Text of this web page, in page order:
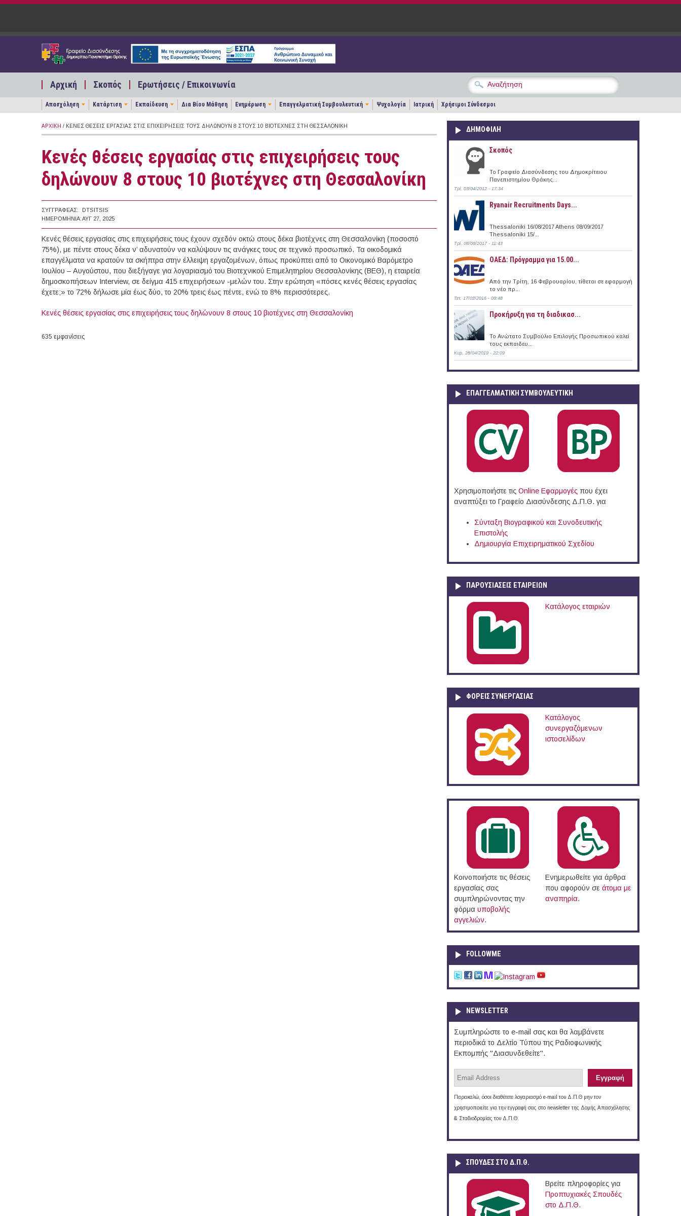
Παράκαμψη προς το κυρίως περιεχόμενο
Αρχική Σκοπός Ερωτήσεις / Επικοινωνία
Απασχόληση Κατάρτιση Εκπαίδευση Δια Βίου Μάθηση Ενημέρωση Επαγγελματική Συμβουλευτική Ψυχολογία Ιατρική Χρήσιμοι Σύνδεσμοι
ΑΡΧΙΚΉ / ΚΕΝΈΣ ΘΈΣΕΙΣ ΕΡΓΑΣΊΑΣ ΣΤΙΣ ΕΠΙΧΕΙΡΉΣΕΙΣ ΤΟΥΣ ΔΗΛΏΝΟΥΝ 8 ΣΤΟΥΣ 10 ΒΙΟΤΈΧΝΕΣ ΣΤΗ ΘΕΣΣΑΛΟΝΊΚΗ
Κενές θέσεις εργασίας στις επιχειρήσεις τους
δηλώνουν 8 στους 10 βιοτέχνες στη Θεσσαλονίκη
ΣΥΓΓΡΑΦΈΑΣ:
DTSITSIS
ΗΜΕΡΟΜΗΝΊΑ:ΑΥΓ 27, 2025
Κενές θέσεις εργασίας στις επιχειρήσεις τους έχουν σχεδόν οκτώ στους δέκα βιοτέχνες στη Θεσσαλονίκη (ποσοστό
75%), με πέντε στους δέκα ν’ αδυνατούν να καλύψουν τις ανάγκες τους σε τεχνικό προσωπικό. Τα οικοδομικά
επαγγέλματα να κρατούν τα σκήπτρα στην έλλειψη εργαζομένων, όπως προκύπτει από το Οικονομικό Βαρόμετρο
Ιουλίου – Αυγούστου, που διεξήγαγε για λογαριασμό του Βιοτεχνικού Επιμελητηρίου Θεσσαλονίκης (ΒΕΘ), η εταιρεία
δημοσκοπήσεων Interview, σε δείγμα 415 επιχειρήσεων -μελών του. Στην ερώτηση «πόσες κενές θέσεις εργασίας
έχετε;» το 72% δήλωσε μία έως δύο, το 20% τρεις έως πέντε, ενώ το 8% περισσότερες.
Κενές θέσεις εργασίας στις επιχειρήσεις τους δηλώνουν 8 στους 10 βιοτέχνες στη Θεσσαλονίκη
635 εμφανίσεις
ΔΗΜΟΦΙΛΗ
Σκοπός
Το Γραφείο Διασύνδεσης του Δημοκρίτειου
Πανεπιστημίου Θράκης...
Τρί, 03/04/2012 - 17:34
Ryanair Recruitments Days...
Thessaloniki 16/08/2017 Athens 08/09/2017
Thessaloniki 15/...
Τρί, 08/08/2017 - 11:43
ΟΑΕΔ: Πρόγραμμα για 15.00...
Από την Τρίτη, 16 Φεβρουαρίου, τίθεται σε εφαρμογή
το νέο πρ...
Τετ, 17/02/2016 - 09:48
Προκήρυξη για τη διαδικασ...
Το Ανώτατο Συμβούλιο Επιλογής Προσωπικού καλεί
τους εκπαιδευ...
Κυρ, 28/04/2019 - 22:09
ΕΠΑΓΓΕΛΜΑΤΙΚΉ ΣΥΜΒΟΥΛΕΥΤΙΚΉ
Χρησιμοποιήστε τις Online Eφαρμογές που έχει
αναπτύξει το Γραφείο Διασύνδεσης Δ.Π.Θ. για
Σύνταξη Βιογραφικού και Συνοδευτικής
Επιστολής
Δημιουργία Επιχειρηματικού Σχεδίου
ΠΑΡΟΥΣΙΆΣΕΙΣ ΕΤΑΙΡΕΙΏΝ
Κατάλογος εταιριών
ΦΟΡΕΙΣ ΣΥΝΕΡΓΑΣΙΑΣ
Κατάλογος
συνεργαζόμενων
ιστοσελίδων
Κοινοποιήστε τις θέσεις
εργασίας σας
συμπληρώνοντας την
φόρμα υποβολής
αγγελιών.
Ενημερωθείτε για άρθρα
που αφορούν σε άτομα με
αναπηρία.
FOLLOWME
NEWSLETTER
Συμπληρώστε το e-mail σας και θα λαμβάνετε
περιοδικά το Δελτίο Τύπου της Ραδιοφωνικής
Εκπομπής "Διασυνδεθείτε".
Παρακαλώ, όσοι διαθέτετε λογαριασμό e-mail του Δ.Π.Θ μην τον
χρησιμοποιείτε για την εγγραφή σας στο newsletter της Δομής Απασχόλησης
& Σταδιοδρομίας του Δ.Π.Θ.
ΣΠΟΥΔΈΣ ΣΤΟ Δ.Π.Θ.
Βρείτε πληροφορίες για
Προπτυχιακές Σπουδές
στο Δ.Π.Θ.